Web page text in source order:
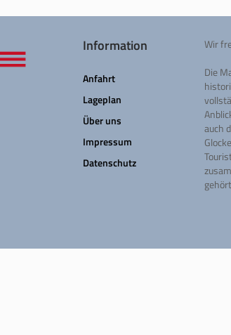
Information
Anfahrt
Lageplan
Über uns
Impressum
Datenschutz
Wir
Die
auch